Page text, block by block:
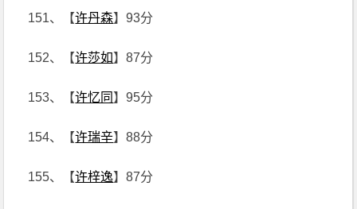
151、【许丹森】93分
152、【许莎如】87分
153、【许忆同 】95分
154、【许瑞辛】88分
155、【许梓逸】87分